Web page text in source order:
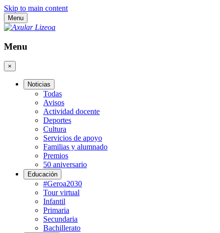
Skip to main content
Menu
Menu
×
Noticias
Todas
Avisos
Actividad docente
Deportes
Cultura
Servicios de apoyo
Familias y alumnado
Premios
50 aniversario
Educación
#Geroa2030
Tour virtual
Infantil
Primaria
Secundaria
Bachillerato